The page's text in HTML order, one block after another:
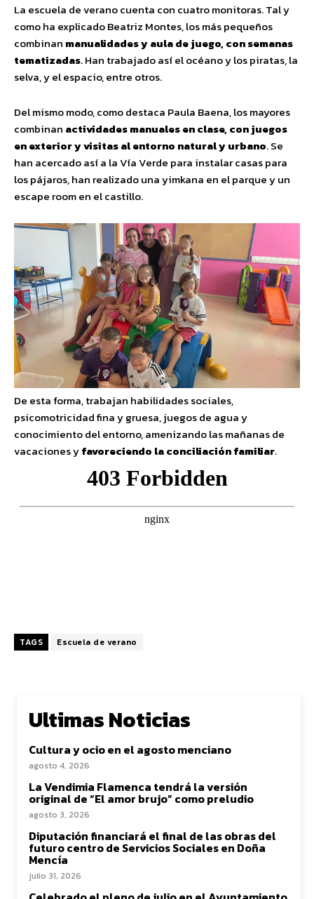
La escuela de verano cuenta con cuatro monitoras. Tal y
como ha explicado Beatriz Montes, los más pequeños
combinan manualidades y aula de juego, con semanas
tematizadas. Han trabajado así el océano y los piratas, la
selva, y el espacio, entre otros.
Del mismo modo, como destaca Paula Baena, los mayores
combinan actividades manuales en clase, con juegos
en exterior y visitas al entorno natural y urbano. Se
han acercado así a la Vía Verde para instalar casas para
los pájaros, han realizado una yimkana en el parque y un
escape room en el castillo.
De esta forma, trabajan habilidades sociales,
psicomotricidad fina y gruesa, juegos de agua y
conocimiento del entorno, amenizando las mañanas de
vacaciones yfavoreciendo la conciliación familiar.
TAGS Escuela de verano
Ultimas Noticias
Cultura y ocio en el agosto menciano
agosto 4, 2026
La Vendimia Flamenca tendrá la versión
original de “El amor brujo” como preludio
agosto 3, 2026
Diputación financiará el final de las obras del
futuro centro de Servicios Sociales en Doña
Mencía
julio 31, 2026